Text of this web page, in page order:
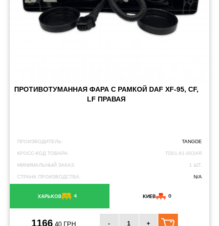
ПРОТИВОТУМАННАЯ ФАРА С РАМКОЙ DAF XF-95, CF,
LF ПРАВАЯ
ПРОИЗВОДИТЕЛЬ: TANGDE
КРОСС-КОД ТОВАРА: TD01-61-003AR
МИНИМАЛЬНЫЙ ЗАКАЗ: 1 ШТ.
СТРАНА ПРОИЗВОДСТВА: N/A
ХАРЬКОВ 4 КИЕВ 0
1166 .40 ГРН. - +